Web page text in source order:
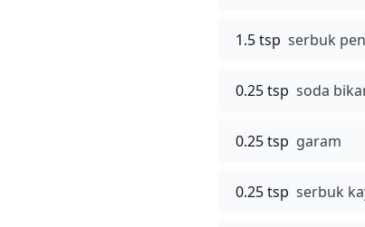
1.5 tsp serbuk
0.25 tsp soda
0.25 tsp garam
0.25 tsp serbuk